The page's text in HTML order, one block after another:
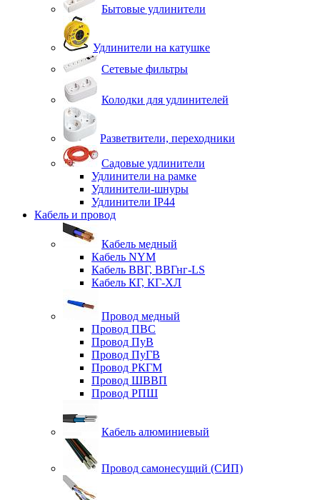
Бытовые удлинители
Удлинители на катушке
Сетевые фильтры
Колодки для удлинителей
Разветвители, переходники
Садовые удлинители
Удлинители на рамке
Удлинители-шнуры
Удлинители IP44
Кабель и провод
Кабель медный
Кабель NYM
Кабель ВВГ, ВВГнг-LS
Кабель КГ, КГ-ХЛ
Провод медный
Провод ПВС
Провод ПуВ
Провод ПуГВ
Провод РКГМ
Провод ШВВП
Провод РПШ
Кабель алюминиевый
Провод самонесущий (СИП)